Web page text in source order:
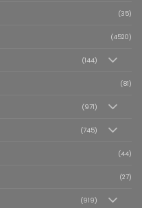
(35)
(4520)
(144)
(81)
(971)
(745)
(44)
(27)
(919)